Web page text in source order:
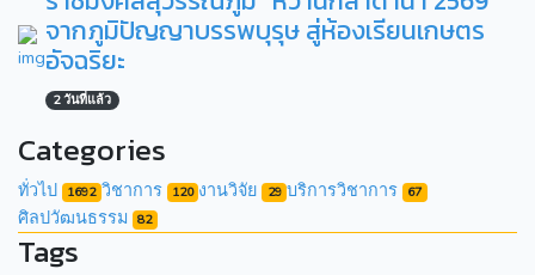
จากภูมิปัญญาบรรพบุรุษ สู่ห้องเรียนเกษตร
อัจฉริยะ
2 วันที่แล้ว
Categories
ทั่วไป 1692 วิชาการ 120 งานวิจัย 29 บริการวิชาการ 67
ศิลปวัฒนธรรม 82
Tags